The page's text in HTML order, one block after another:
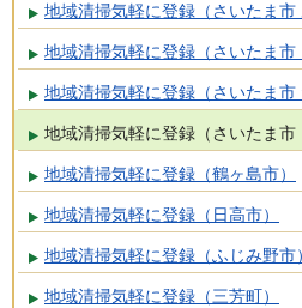
地域清掃気軽に登録（さいたま市
地域清掃気軽に登録（さいたま市
地域清掃気軽に登録（さいたま市
地域清掃気軽に登録（さいたま市
地域清掃気軽に登録（鶴ヶ島市）
地域清掃気軽に登録（日高市）
地域清掃気軽に登録（ふじみ野市）
地域清掃気軽に登録（三芳町）